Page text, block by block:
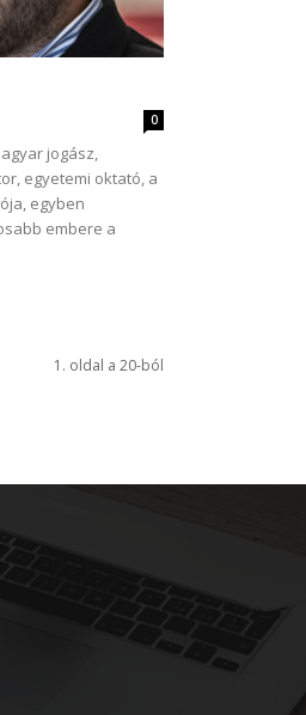
0
jogász,
egyetemi oktató, a
egyben
embere a
1. oldal a 20-ból